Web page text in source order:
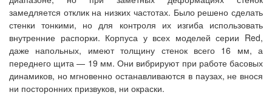
замедляется отклик на низких частотах. Было решено сделать
стенки тонкими, но для контроля их изгиба использовать
внутренние распорки. Корпуса у всех моделей серии Red,
даже напольных, имеют толщину стенок всего 16 мм, а
переднего щита — 19 мм. Они вибрируют при работе басовых
динамиков, но мгновенно останавливаются в паузах, не внося
ни посторонних призвуков, ни окраски.